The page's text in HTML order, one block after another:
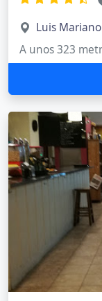
Luis
A unos 323